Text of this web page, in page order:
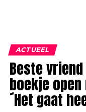
ACTUEEL
Beste
boekje
´Het gaat